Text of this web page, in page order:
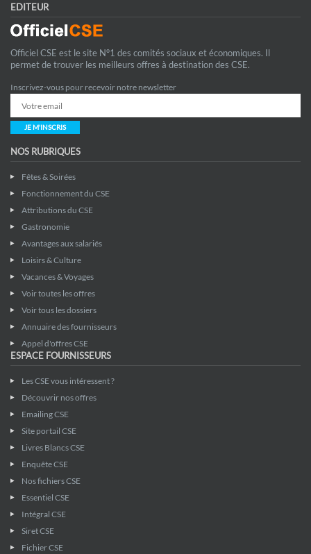
EDITEUR
Officiel CSE est le site N°1 des comités sociaux et économiques. Il
permet de trouver les meilleurs offres à destination des CSE.
Inscrivez-vous pour recevoir notre newsletter
JE M'INSCRIS
NOS RUBRIQUES
Fêtes & Soirées
Fonctionnement du CSE
Attributions du CSE
Gastronomie
Avantages aux salariés
Loisirs & Culture
Vacances & Voyages
Voir toutes les offres
Voir tous les dossiers
Annuaire des fournisseurs
Appel d'offres CSE
ESPACE FOURNISSEURS
Les CSE vous intéressent ?
Découvrir nos offres
Emailing CSE
Site portail CSE
Livres Blancs CSE
Enquête CSE
Nos fichiers CSE
Essentiel CSE
Intégral CSE
Siret CSE
Fichier CSE